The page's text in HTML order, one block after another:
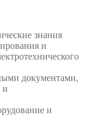
знания
и
документами,
и
и